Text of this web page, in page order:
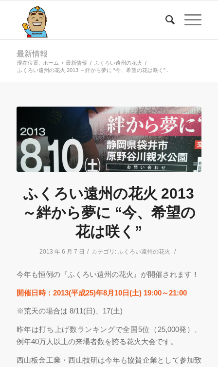
最新情報
現在位置: ホーム / 最新情報 / ふくろい遠州の花火
/
ふくろい遠州の花火 2013 ～絆から夢に “今、希望の花は咲く”...
ふくろい遠州の花火 2013
～絆から夢に “今、希望の
花は咲く”
2013 年 6 月 7 日 / カテゴリ: ふくろい遠州の花火 /
今年も恒例の『ふくろい遠州の花火』が開催されます！
開催日時：2013(平成25)年8月10日(土) 19:00～21:00
※荒天の場合は 8/11(日)、17(土)
昨年は打ち上げ数ランキングで全国5位（25,000発）、
例年40万人以上の来場者数を誇る花火大会です。
西山板金工業・西山技研は今年も協賛企業として参加致